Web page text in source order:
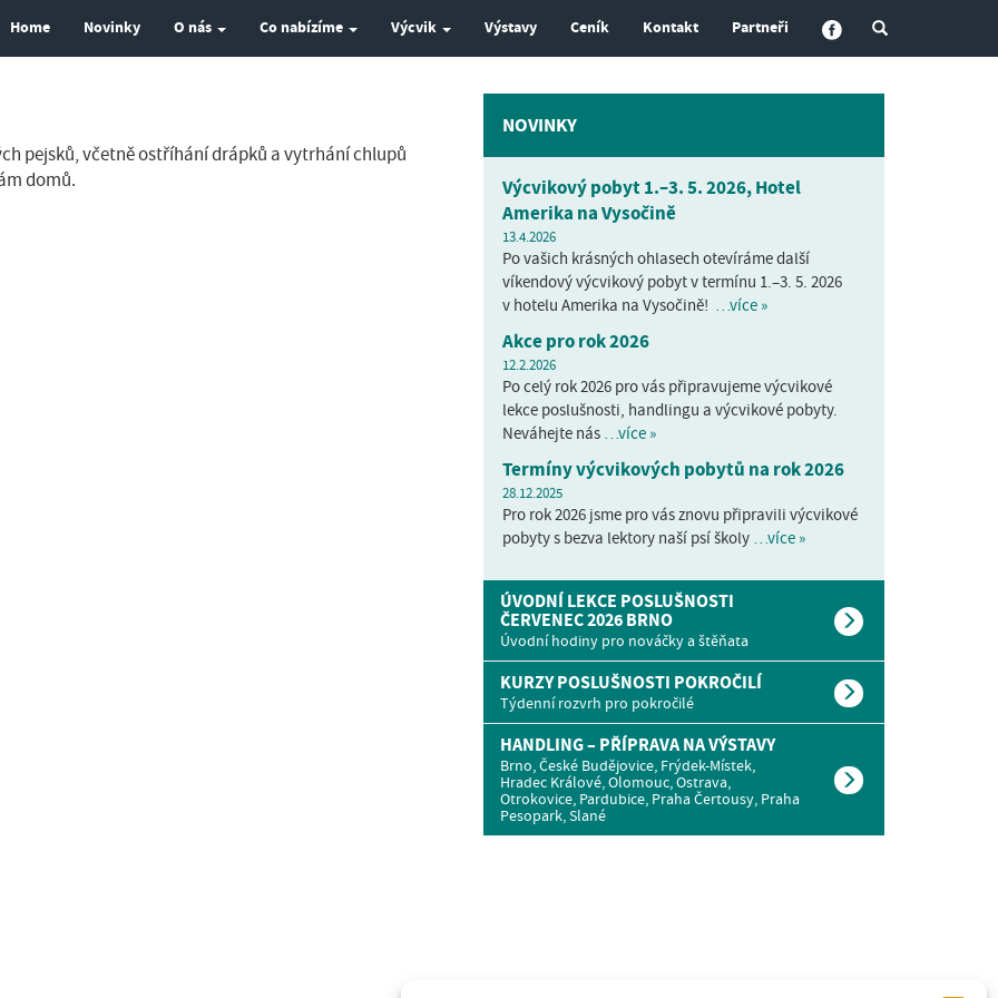
Home Novinky O nás Co nabízíme Výcvik Výstavy Ceník Kontakt Partneři
pejsků, včetně ostříhání drápků a vytrhání chlupů
domů.
NOVINKY
Výcvikový pobyt 1.–3. 5. 2026, Hotel
Amerika na Vysočině
13.4.2026
Po vašich krásných ohlasech otevíráme další
víkendový výcvikový pobyt v termínu 1.–3. 5. 2026
v hotelu Amerika na Vysočině! …více »
Akce pro rok 2026
12.2.2026
Po celý rok 2026 pro vás připravujeme výcvikové
lekce poslušnosti, handlingu a výcvikové pobyty.
Neváhejte nás …více »
Termíny výcvikových pobytů na rok 2026
28.12.2025
Pro rok 2026 jsme pro vás znovu připravili výcvikové
pobyty s bezva lektory naší psí školy …více »
ÚVODNÍ LEKCE POSLUŠNOSTI
ČERVENEC 2026 BRNO
Úvodní hodiny pro nováčky a štěňata
KURZY POSLUŠNOSTI POKROČILÍ
Týdenní rozvrh pro pokročilé
HANDLING – PŘÍPRAVA NA VÝSTAVY
Brno, České Budějovice, Frýdek-Místek,
Hradec Králové, Olomouc, Ostrava,
Otrokovice, Pardubice, Praha Čertousy, Praha
Pesopark, Slané